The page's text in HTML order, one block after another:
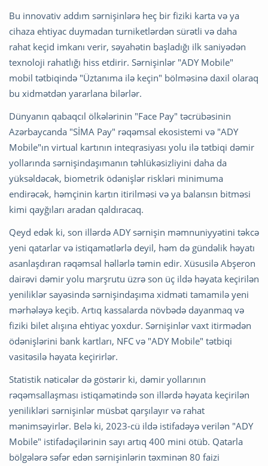
Bu innovativ addım sərnişinlərə heç bir fiziki karta və ya
cihaza ehtiyac duymadan turniketlərdən sürətli və daha
rahat keçid imkanı verir, səyahətin başladığı ilk saniyədən
texnoloji rahatlığı hiss etdirir. Sərnişinlər "ADY Mobile"
mobil tətbiqində "Üztanıma ilə keçin" bölməsinə daxil olaraq
bu xidmətdən yararlana bilərlər.
Dünyanın qabaqcıl ölkələrinin "Face Pay" təcrübəsinin
Azərbaycanda "SİMA Pay" rəqəmsal ekosistemi və "ADY
Mobile"ın virtual kartının inteqrasiyası yolu ilə tətbiqi dəmir
yollarında sərnişindaşımanın təhlükəsizliyini daha da
yüksəldəcək, biometrik ödənişlər riskləri minimuma
endirəcək, həmçinin kartın itirilməsi və ya balansın bitməsi
kimi qayğıları aradan qaldıracaq.
Qeyd edək ki, son illərdə ADY sərnişin məmnuniyyətini təkcə
yeni qatarlar və istiqamətlərlə deyil, həm də gündəlik həyatı
asanlaşdıran rəqəmsal həllərlə təmin edir. Xüsusilə Abşeron
dairəvi dəmir yolu marşrutu üzrə son üç ildə həyata keçirilən
yeniliklər sayəsində sərnişindaşıma xidməti tamamilə yeni
mərhələyə keçib. Artıq kassalarda növbədə dayanmaq və
fiziki bilet alışına ehtiyac yoxdur. Sərnişinlər vaxt itirmədən
ödənişlərini bank kartları, NFC və "ADY Mobile" tətbiqi
vasitəsilə həyata keçirirlər.
Statistik nəticələr də göstərir ki, dəmir yollarının
rəqəmsallaşması istiqamətində son illərdə həyata keçirilən
yenilikləri sərnişinlər müsbət qarşılayır və rahat
mənimsəyirlər. Belə ki, 2023-cü ildə istifadəyə verilən "ADY
Mobile" istifadəçilərinin sayı artıq 400 mini ötüb. Qatarla
bölgələrə səfər edən sərnişinlərin təxminən 80 faizi